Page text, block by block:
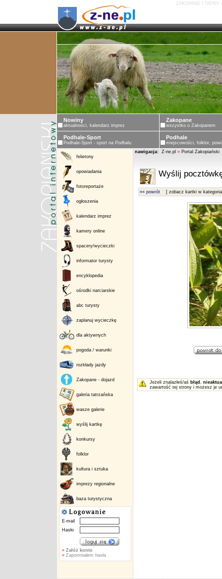
ZAKOPANE I TATRY
Nowiny
aktualności, kalendarz imprez
Zakopane
wszystko o Zakopanem
Podhale-Sport
Podhale-Sport - sport na Podhalu
Podhale
miejscowości, folklor,
felietony
opowiadania
fotoreportaże
ogłoszenia
kalendarz imprez
kamery online
spacery/wycieczki
informator turysty
encyklopedia
ośrodki narciarskie
abc turysty
zaplanuj wycieczkę
dla aktywnych
pogoda / warunki
rozkłady jazdy
Zakopane - dojazd
galeria tatrzańska
wasze galerie
wyślij kartkę
konkursy
folklor
kultura i sztuka
imprezy regionalne
baza turystyczna
E-mail
Hasło
» Załóż konto
»Zapomniałem hasła
nawigacja: Z-ne.pl » Portal Zakopiański
Wyślij
«« powrót [ zobacz kartki w
Jeżeli znalazłeś/aś błąd ,
zawartość tej strony i możesz je